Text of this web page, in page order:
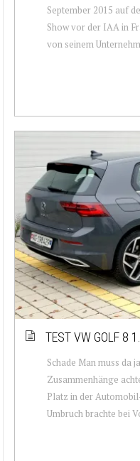
September 2015 auf
Show vor der IAA in
von seinem
TEST VW GOLF 8
Schade Man muss da
Zusammenhänge
Platz in der
Umbruch brachte bei